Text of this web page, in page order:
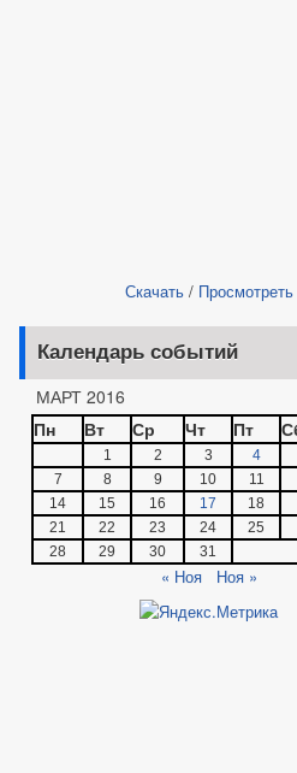
Скачать/ Просмотреть
Календарь событий
МАРТ 2016
Пн
Вт Ср Чт Пт
1 2 3
4
7
8 9 10
11
14
15 16 17
18
21
22 23 24
25
28
29 30 31
« Ноя Ноя »